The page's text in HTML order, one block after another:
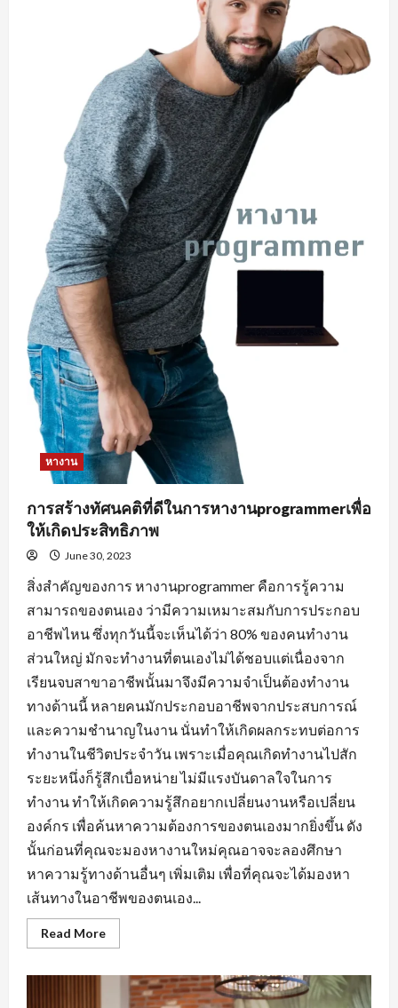
หางาน
การสร้างทัศนคติที่ดีในการหางานprogrammerเพื่อ
ให้เกิดประสิทธิภาพ
June 30, 2023
สิ่งสำคัญของการ หางานprogrammer คือการรู้ความ
สามารถของตนเอง ว่ามีความเหมาะสมกับการประกอบ
อาชีพไหน ซึ่งทุกวันนี้จะเห็นได้ว่า 80% ของคนทำงาน
ส่วนใหญ่ มักจะทำงานที่ตนเองไม่ได้ชอบแต่เนื่องจาก
เรียนจบสาขาอาชีพนั้นมาจึงมีความจำเป็นต้องทำงาน
ทางด้านนี้ หลายคนมักประกอบอาชีพจากประสบการณ์
และความชำนาญในงาน นั่นทำให้เกิดผลกระทบต่อการ
ทำงานในชีวิตประจำวัน เพราะเมื่อคุณเกิดทำงานไปสัก
ระยะหนึ่งก็รู้สึกเบื่อหน่าย ไม่มีแรงบันดาลใจในการ
ทำงาน ทำให้เกิดความรู้สึกอยากเปลี่ยนงานหรือเปลี่ยน
องค์กร เพื่อค้นหาความต้องการของตนเองมากยิ่งขึ้น ดัง
นั้นก่อนที่คุณจะมองหางานใหม่คุณอาจจะลองศึกษา
หาความรู้ทางด้านอื่นๆ เพิ่มเติม เพื่อที่คุณจะได้มองหา
เส้นทางในอาชีพของตนเอง...
Read MoreRead
more
สร้าง
ทัศนคติ